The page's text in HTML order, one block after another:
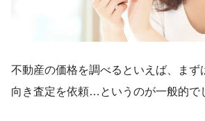
不動産の価格を調べるといえば、まず
向き査定を依頼…というのが一般的で